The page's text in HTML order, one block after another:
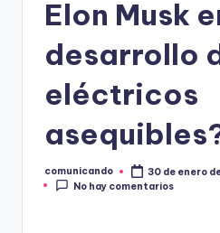
Elon Musk
desarrollo
eléctricos
Publicado
por
comunicando
30 de enero
No hay comentarios